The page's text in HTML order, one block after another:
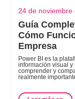
24 de noviembre
Guía
Cómo
Empresa
Power BI es la
información visual
comprender y
realmente